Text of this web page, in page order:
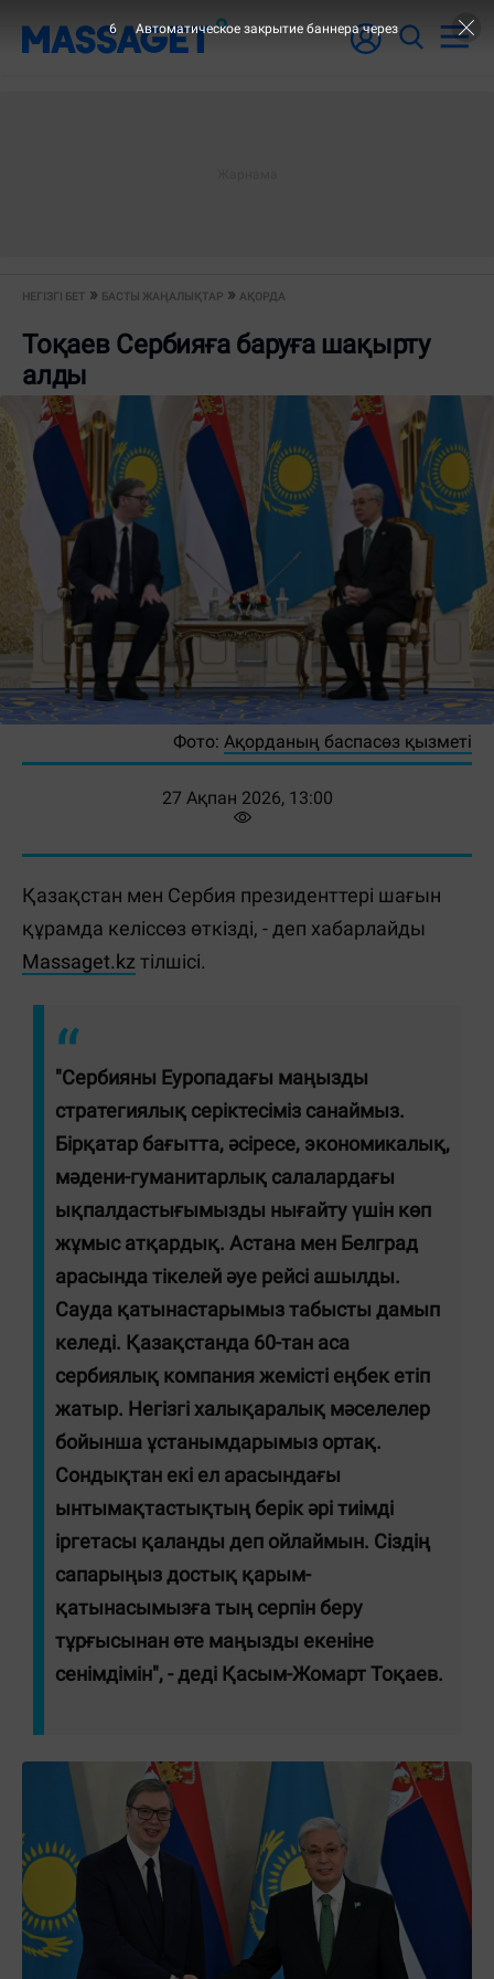
НЕГІЗГІ БЕТ БАСТЫ ЖАҢАЛЫҚТАР АҚОРДА
Тоқаев Сербияға баруға шақырту
алды
Фото: Ақорданың баспасөз қызметі
27 Ақпан 2026, 13:00
Қазақстан мен Сербия президенттері шағын
құрамда келіссөз өткізді, - деп хабарлайды
Massaget.kz тілшісі.
"Сербияны Еуропадағы маңызды
стратегиялық серіктесіміз санаймыз.
Бірқатар бағытта, әсіресе, экономикалық,
мәдени-гуманитарлық салалардағы
ықпалдастығымызды нығайту үшін көп
жұмыс атқардық. Астана мен Белград
арасында тікелей әуе рейсі ашылды.
Сауда қатынастарымыз табысты дамып
келеді. Қазақстанда 60-тан аса
сербиялық компания жемісті еңбек етіп
жатыр. Негізгі халықаралық мәселелер
бойынша ұстанымдарымыз ортақ.
Сондықтан екі ел арасындағы
ынтымақтастықтың берік әрі тиімді
іргетасы қаланды деп ойлаймын. Сіздің
сапарыңыз достық қарым-
қатынасымызға тың серпін беру
тұрғысынан өте маңызды екеніне
сенімдімін", - деді Қасым-Жомарт Тоқаев.
6 Автоматическое закрытие баннера через